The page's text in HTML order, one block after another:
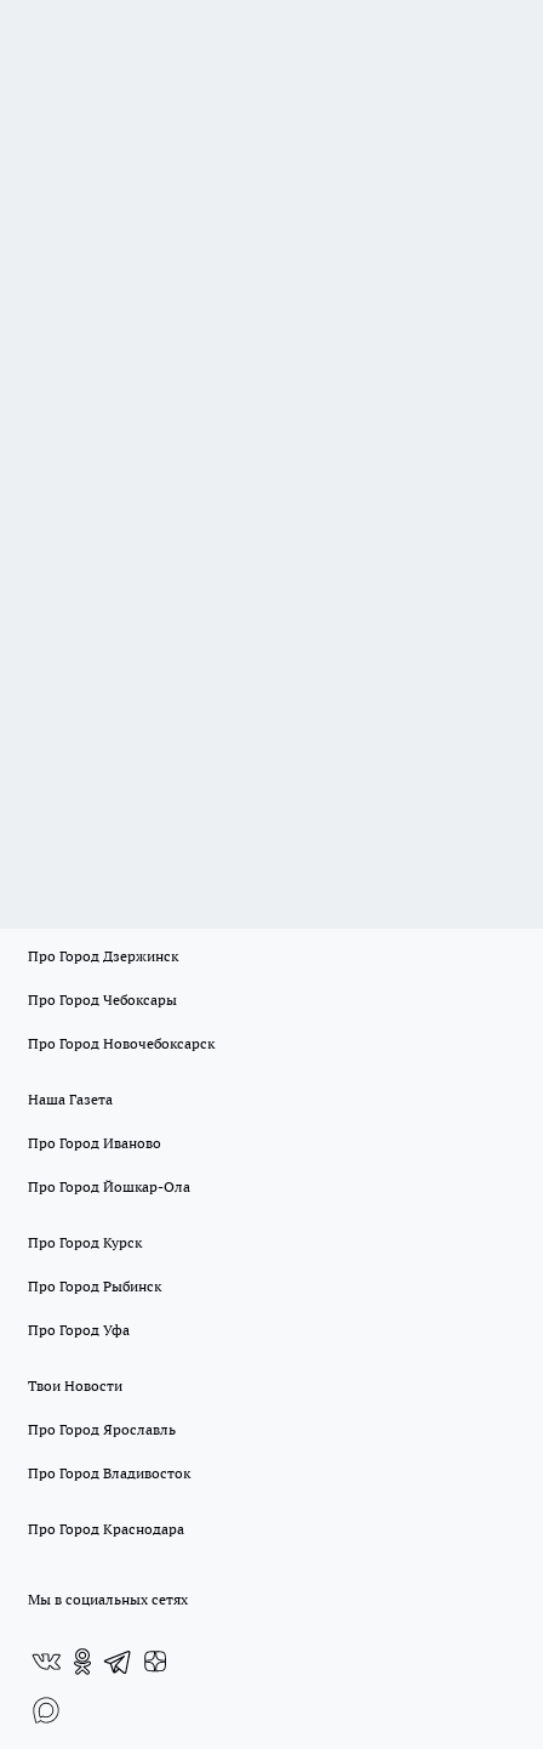
Про Город Дзержинск
Про Город Чебоксары
Про Город Новочебоксарск
Наша Газета
Про Город Иваново
Про Город Йошкар-Ола
Про Город Курск
Про Город Рыбинск
Про Город Уфа
Твои Новости
Про Город Ярославль
Про Город Владивосток
Про Город Краснодара
Мы в социальных сетях